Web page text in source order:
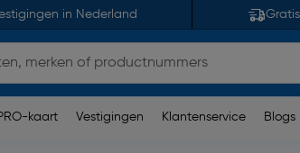
in Nederland
kaart Vestigingen Klantenservice Blogs